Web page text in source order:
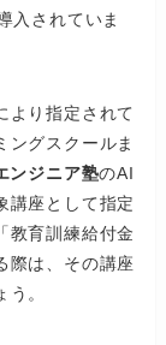
入されていま
より指定されて
ングスクールま
ンジニア塾のAI
講座として指定
教育訓練給付金
際は、その講座
。